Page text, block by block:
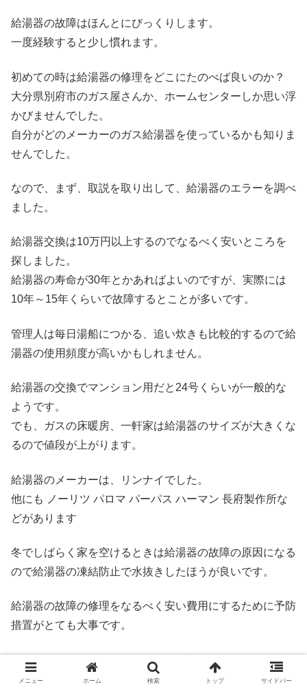
給湯器の故障はほんとにびっくりします。
一度経験すると少し慣れます。
初めての時は給湯器の修理をどこにたのべば良いのか？
大分県別府市のガス屋さんか、ホームセンターしか思い浮
かびませんでした。
自分がどのメーカーのガス給湯器を使っているかも知りま
せんでした。
なので、まず、取説を取り出して、給湯器のエラーを調べ
ました。
給湯器交換は10万円以上するのでなるべく安いところを
探しました。
給湯器の寿命が30年とかあればよいのですが、実際には
10年～15年くらいで故障するとことが多いです。
管理人は毎日湯船につかる、追い炊きも比較的するので給
湯器の使用頻度が高いかもしれません。
給湯器の交換でマンション用だと24号くらいが一般的な
ようです。
でも、ガスの床暖房、一軒家は給湯器のサイズが大きくな
るので値段が上がります。
給湯器のメーカーは、リンナイでした。
他にも ノーリツ パロマ パーパス ハーマン 長府製作所な
どがあります
冬でしばらく家を空けるときは給湯器の故障の原因になる
ので給湯器の凍結防止で水抜きしたほうが良いです。
給湯器の故障の修理をなるべく安い費用にするために予防
措置がとても大事です。
少し時間的に余裕があるなら給湯器交換でホームセンター
で下調べするのもおすすめです。
メニュー ホーム 検索 トップ サイドバー